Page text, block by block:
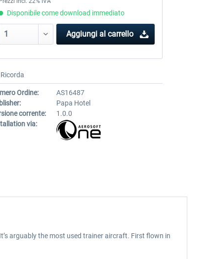
Disponibile come download immediato
Aggiungi al carrello
Ricorda
Ordine:
AS16487
Papa Hotel
corrente:
1.0.0
via:
arguably the most used trainer aircraft. First flown in